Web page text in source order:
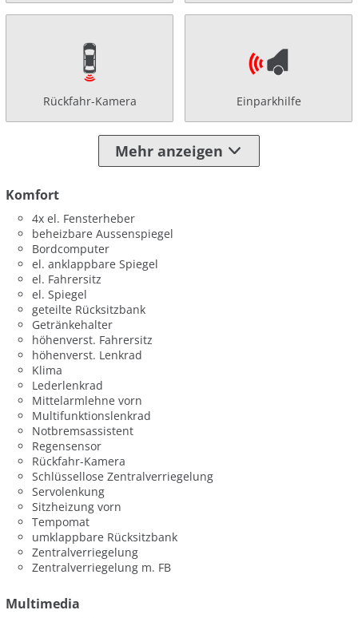
Rückfahr-Kamera Einparkhilfe
Mehr anzeigen
Komfort
4x el. Fensterheber
beheizbare Aussenspiegel
Bordcomputer
el. anklappbare Spiegel
el. Fahrersitz
el. Spiegel
geteilte Rücksitzbank
Getränkehalter
höhenverst. Fahrersitz
höhenverst. Lenkrad
Klima
Lederlenkrad
Mittelarmlehne vorn
Multifunktionslenkrad
Notbremsassistent
Regensensor
Rückfahr-Kamera
Schlüssellose Zentralverriegelung
Servolenkung
Sitzheizung vorn
Tempomat
umklappbare Rücksitzbank
Zentralverriegelung
Zentralverriegelung m. FB
Multimedia